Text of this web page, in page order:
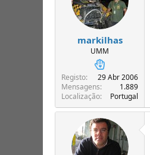
markilhas
UMM
Registo
29 Abr 2006
Mensagens
1.889
Localização
Portugal